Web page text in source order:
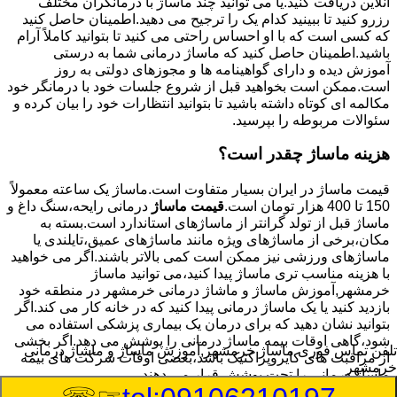
رزرو کنید تا ببینید کدام یک را ترجیح می دهید.اطمینان حاصل کنید
که کسی است که با او احساس راحتی می کنید تا بتوانید کاملاً آرام
باشید.اطمینان حاصل کنید که ماساژ درمانی شما به درستی
آموزش دیده و دارای گواهینامه ها و مجوزهای دولتی به روز
است.ممکن است بخواهید قبل از شروع جلسات خود با درمانگر خود
مکالمه ای کوتاه داشته باشید تا بتوانید انتظارات خود را بیان کرده و
سئوالات مربوطه را بپرسید.
هزینه ماساژ چقدر است؟
قیمت ماساژ در ایران بسیار متفاوت است.ماساژ یک ساعته معمولاً
150 تا 400 هزار تومان است.
قیمت ماساژ درمانی رایحه،سنگ داغ و
ماساژ قبل از تولد گرانتر از ماساژهای استاندارد است.بسته به
مکان،برخی از ماساژهای ویژه مانند ماساژهای عمیق،تایلندی یا
ماساژهای ورزشی نیز ممکن است کمی بالاتر باشند.اگر می خواهید
با هزینه مناسب تری ماساژ پیدا کنید،می توانید ماساژ
خرمشهر,آموزش ماساژ و ماشاژ درمانی خرمشهر در منطقه خود
بازدید کنید یا یک ماساژ درمانی پیدا کنید که در خانه کار می کند.اگر
بتوانید نشان دهید که برای درمان یک بیماری پزشکی استفاده می
شود،گاهی اوقات بیمه ماساژ درمانی را پوشش می دهد.اگر بخشی
از مراقبت های کایروپراکتیک باشد،بعضی اوقات شرکت های بیمه
ماساژ درمانی را تحت پوشش قرار می دهند.
تلفن تماس فوریماساژ خرمشهر,آموزش ماساژ و ماشاژ درمانی
خرمشهر